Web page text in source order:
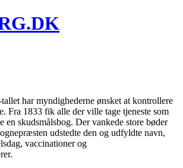
har myndighederne ønsket at kontrollere
Fra 1833 fik alle der ville tage tjeneste som
en skudsmålsbog. Der vankede store bøder
udstedte den og udfyldte navn,
vaccinationer og